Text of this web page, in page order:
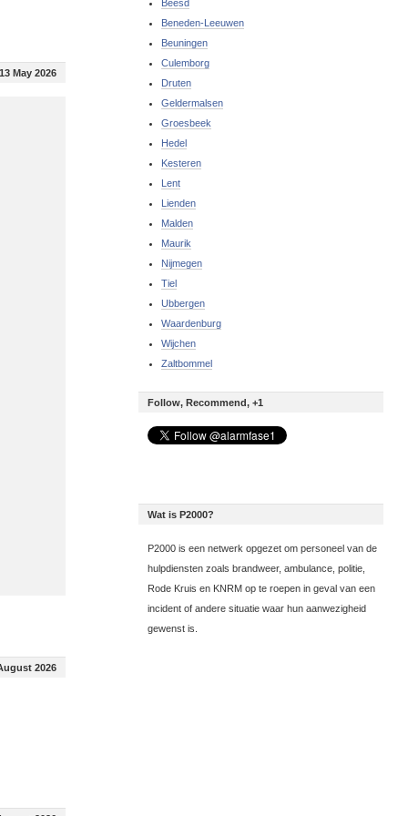
13 May 2026
2026
Beesd
Beneden-Leeuwen
Beuningen
Culemborg
Druten
Geldermalsen
Groesbeek
Hedel
Kesteren
Lent
Lienden
Malden
Maurik
Nijmegen
Tiel
Ubbergen
Waardenburg
Wijchen
Zaltbommel
Follow, Recommend, +1
Wat is P2000?
P2000 is een netwerk opgezet om personeel van de
hulpdiensten zoals brandweer, ambulance, politie,
Rode Kruis en KNRM op te roepen in geval van een
incident of andere situatie waar hun aanwezigheid
gewenst is.